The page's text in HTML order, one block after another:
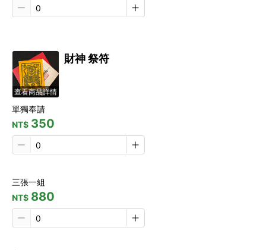
查看商品詳情
財神 祭符
單獨奉請
NT$ 350
三張一組
NT$ 880